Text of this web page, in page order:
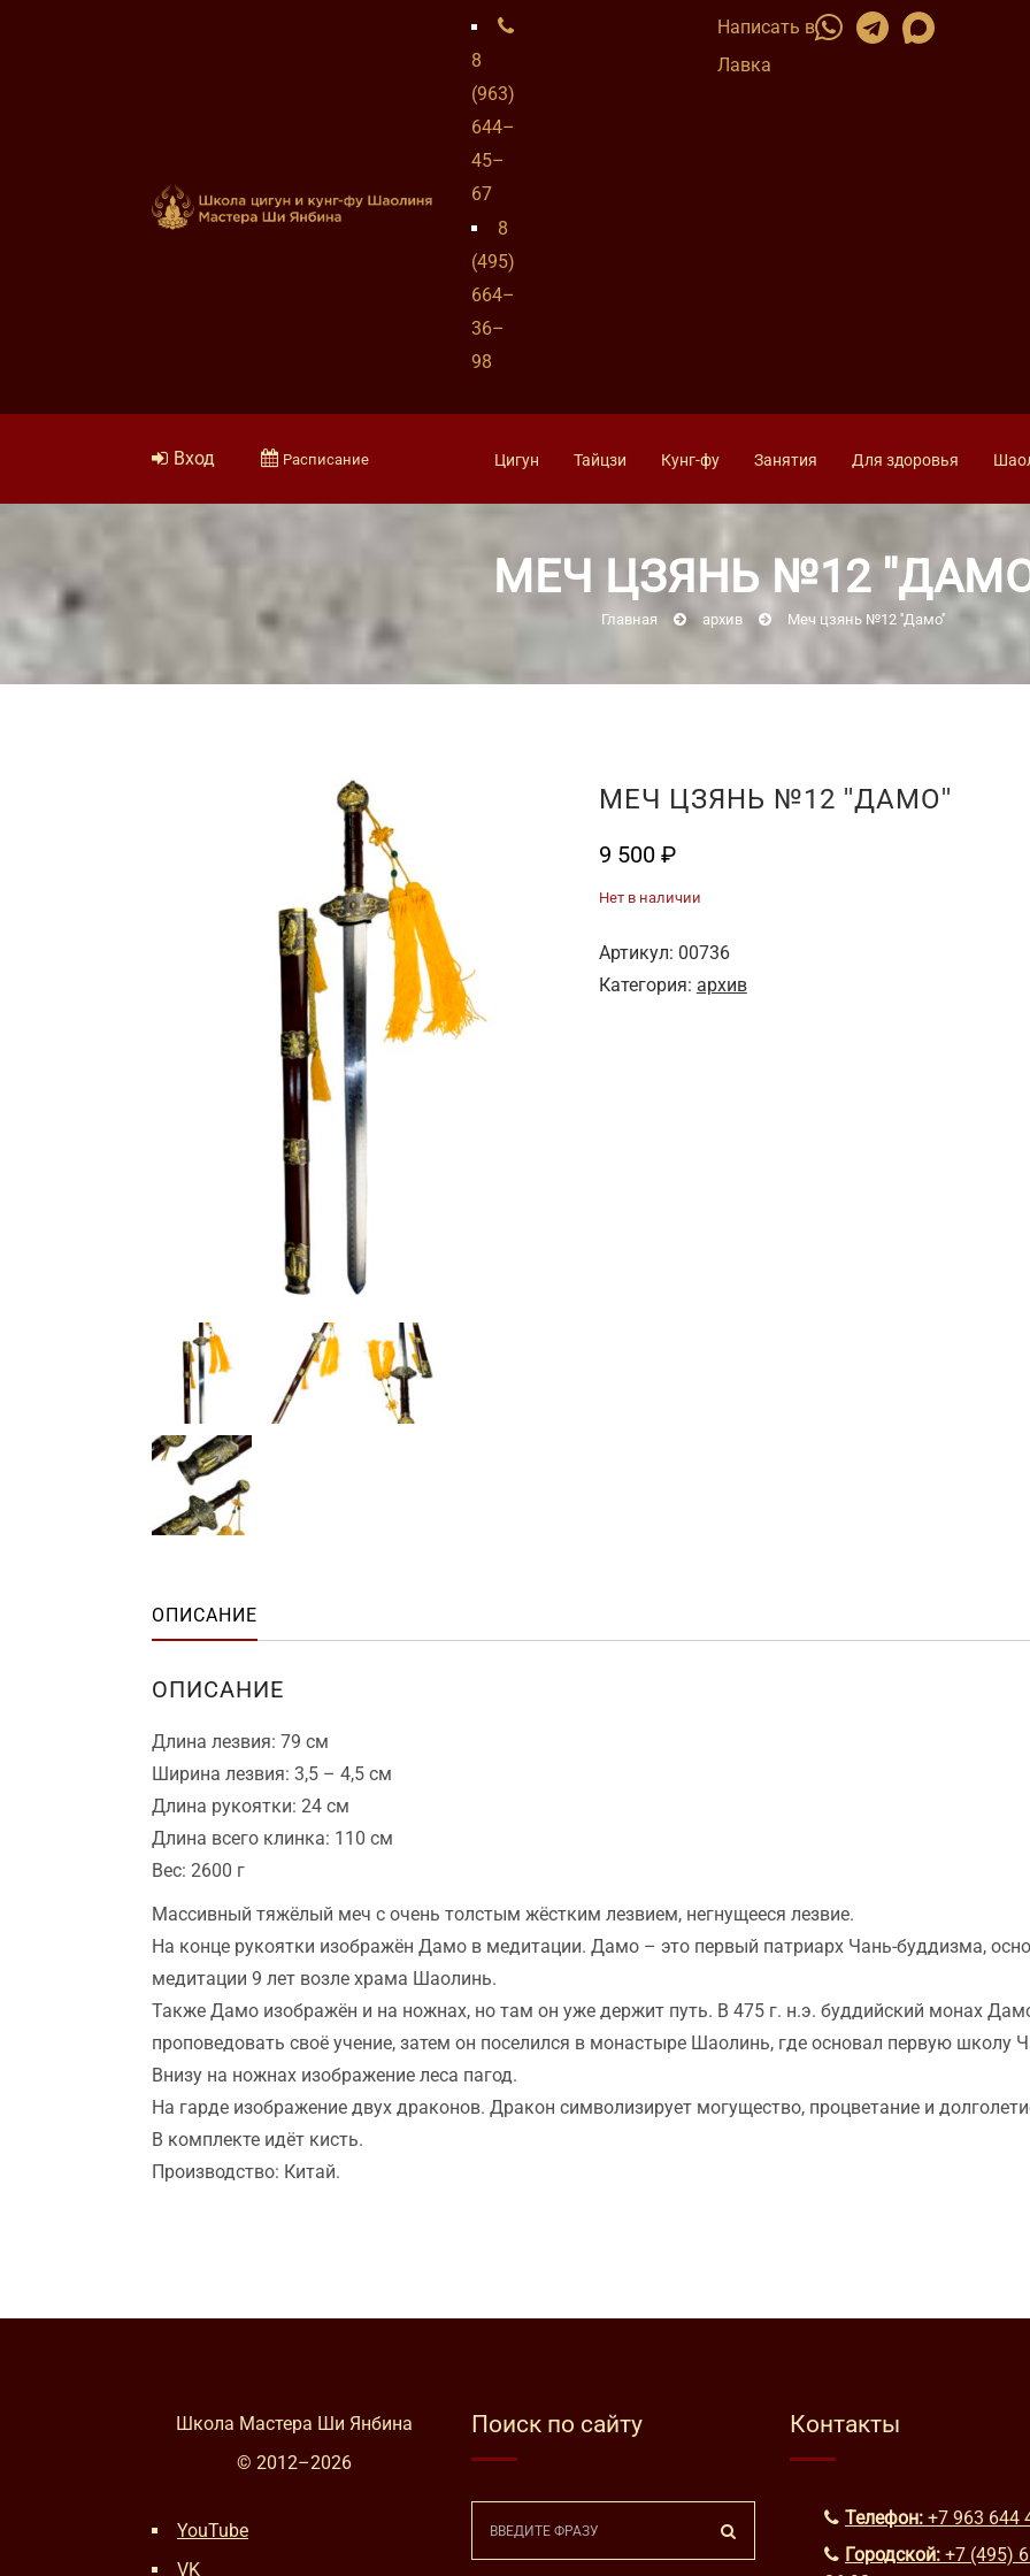
8
(963)
644–
45–
67
8
(495)
664–
36–
98
Написать в
Лавка
Вход Расписание Цигун Тайцзи Кунг-фу Занятия Для здоровья
МЕЧ ЦЗЯНЬ №12
Главная архив Меч цзянь №12 ''Дамо''
МЕЧ ЦЗЯНЬ №12 ''ДАМО''
9 500 ₽
Нет в наличии
Артикул: 00736
Категория: архив
ОПИСАНИЕ
ОПИСАНИЕ
Длина лезвия: 79 см
Ширина лезвия: 3,5 – 4,5 см
Длина рукоятки: 24 см
Длина всего клинка: 110 см
Вес: 2600 г
Массивный тяжёлый меч с очень толстым жёстким лезвием, негнущееся лезвие.
На конце рукоятки изображён Дамо в медитации. Дамо – это первый патриарх Чань-буддизма,
медитации 9 лет возле храма Шаолинь.
Также Дамо изображён и на ножнах, но там он уже держит путь. В 475 г. н.э. буддийский монах
проповедовать своё учение, затем он поселился в монастыре Шаолинь, где основал первую школу
Внизу на ножнах изображение леса пагод.
На гарде изображение двух драконов. Дракон символизирует могущество, процветание и
В комплекте идёт кисть.
Производство: Китай.
Школа Мастера Ши Янбина
© 2012–2026
YouTube
VK
Поиск по сайту Контакты
Телефон: +7 963 644
Городской: +7 (495)